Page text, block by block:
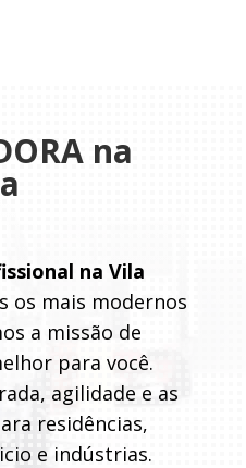
na
na Vila
os mais modernos
a missão de
para você.
agilidade e as
residências,
e indústrias.